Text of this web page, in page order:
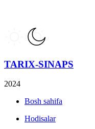
TARIX-SINAPS
2024
Bosh sahifa
Hodisalar